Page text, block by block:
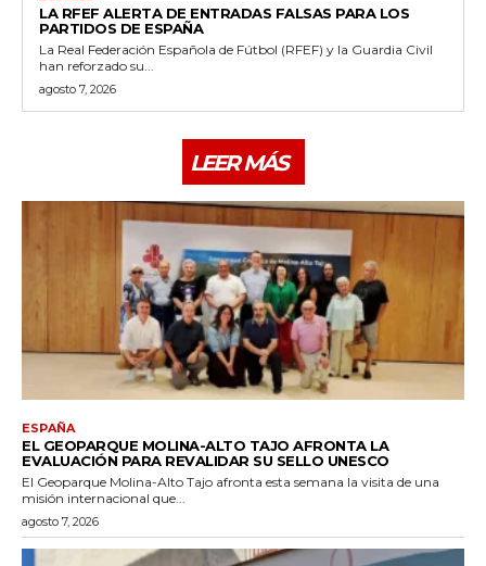
LA RFEF ALERTA DE ENTRADAS FALSAS PARA LOS
PARTIDOS DE ESPAÑA
La Real Federación Española de Fútbol (RFEF) y la Guardia Civil
han reforzado su...
agosto 7, 2026
LEER MÁS
ESPAÑA
EL GEOPARQUE MOLINA-ALTO TAJO AFRONTA LA
EVALUACIÓN PARA REVALIDAR SU SELLO UNESCO
El Geoparque Molina-Alto Tajo afronta esta semana la visita de una
misión internacional que...
agosto 7, 2026